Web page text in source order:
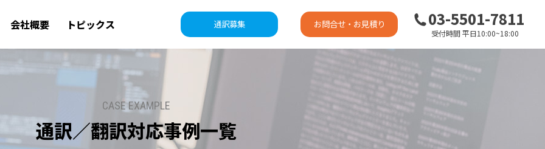
会社概要 トピックス 通訳募集 お問合せ・お見積り 03-5501-7811
CASE EXAMPLE
通訳／翻訳対応事例一覧